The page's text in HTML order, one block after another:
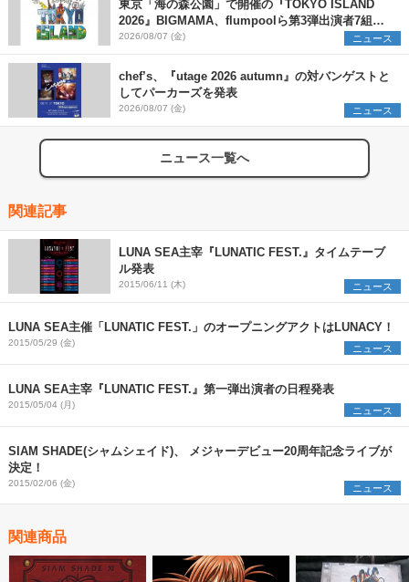
東京「海の森公園」で開催の『TOKYO ISLAND
2026』BIGMAMA、flumpoolら第3弾出演者7組を
発表 ワークショップ・アート出展者を募集
2026/08/07 (金) ニュース
chef’s、『utage 2026 autumn』の対バンゲストと
してパーカーズを発表
2026/08/07 (金) ニュース
ニュース一覧へ
関連記事
LUNA SEA主宰『LUNATIC FEST.』タイムテーブ
ル発表
2015/06/11 (木) ニュース
LUNA SEA主催「LUNATIC FEST.」のオープニングアクトはLUNACY！
2015/05/29 (金) ニュース
LUNA SEA主宰『LUNATIC FEST.』第一弾出演者の日程発表
2015/05/04 (月) ニュース
SIAM SHADE(シャムシェイド)、 メジャーデビュー20周年記念ライブが
決定！
2015/02/06 (金) ニュース
関連商品